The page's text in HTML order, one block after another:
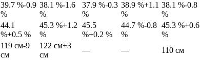
39.7 %-0.9
%
38.1 %-1.6
%
37.9 %-0.3
%
38.9 %+1.1
%
38.1 %-0.8
%
44.1
%+0.5 %
45.3 %+1.2
%
45.5
%+0.2 %
44.7 %-0.8
%
45.3 %+0.6
%
119 см-9
см
122 см+3
см
— — 110 см